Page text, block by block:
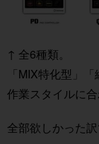
↑ 全6種類。
「MIX特化型」
作業スタイルに合
全部欲しかった訳